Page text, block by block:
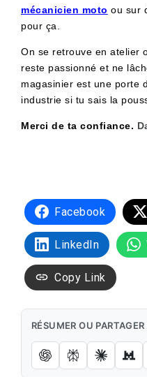
mécanicien moto ou sur
pour ça.
On se retrouve en atelier
reste passionné et ne
magasinier est une porte
industrie si tu sais la
Merci de ta confiance.
Facebook
LinkedIn
Copy Link
RÉSUMER OU